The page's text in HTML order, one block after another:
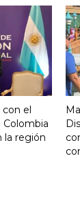
con el
la región